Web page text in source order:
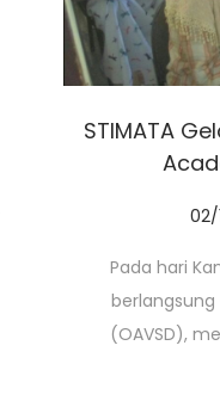
STIMATA
02/
Pada hari
(OAVSD),